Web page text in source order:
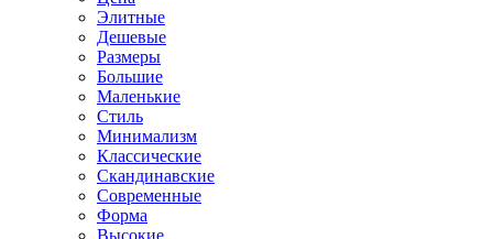
Элитные
Дешевые
Размеры
Большие
Маленькие
Стиль
Минимализм
Классические
Скандинавские
Современные
Форма
Высокие